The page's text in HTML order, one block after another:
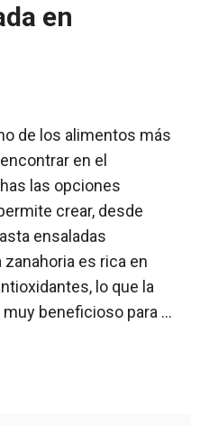
en
de los alimentos más
en el
las opciones
crear, desde
ensaladas
es rica en
lo que la
beneficioso para …